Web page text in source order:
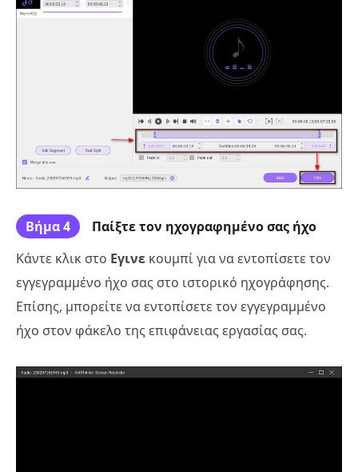
Βήμα 4
Παίξτε τον ηχογραφημένο σας ήχο
Κάντε κλικ στο Εγινε κουμπί για να εντοπίσετε τον
εγγεγραμμένο ήχο σας στο ιστορικό ηχογράφησης.
Επίσης, μπορείτε να εντοπίσετε τον εγγεγραμμένο
ήχο στον φάκελο της επιφάνειας εργασίας σας.